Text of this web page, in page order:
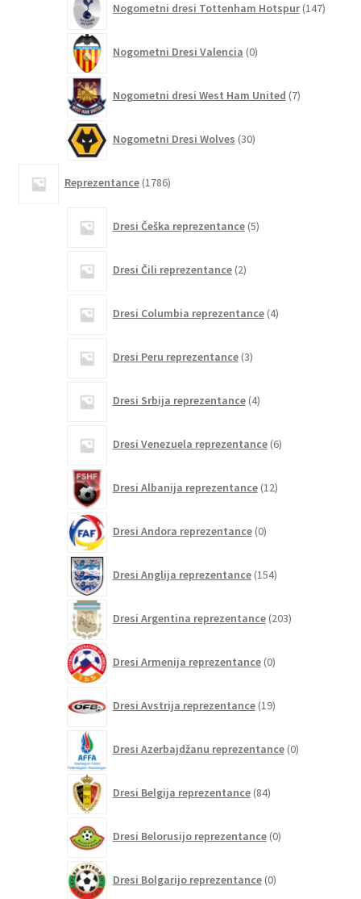
Nogometni dresi Tottenham Hotspur 147
Nogometni Dresi Valencia 0izdelkov
Nogometni dresi West Ham United 7izdelkov
Nogometni Dresi Wolves 30izdelkov
Reprezentance 1786izdelkov
Dresi Češka reprezentance 5izdelkov
Dresi Čili reprezentance 2izdelka
Dresi Columbia reprezentance 4izdelki
Dresi Peru reprezentance 3izdelki
Dresi Srbija reprezentance 4izdelki
Dresi Venezuela reprezentance 6izdelkov
Dresi Albanija reprezentance 12izdelkov
Dresi Andora reprezentance 0izdelkov
Dresi Anglija reprezentance 154izdelkov
Dresi Argentina reprezentance 203izdelki
Dresi Armenija reprezentance 0izdelkov
Dresi Avstrija reprezentance 19izdelkov
Dresi Azerbajdžanu reprezentance 0izdelkov
Dresi Belgija reprezentance 84izdelkov
Dresi Belorusijo reprezentance 0izdelkov
Dresi Bolgarijo reprezentance 0izdelkov